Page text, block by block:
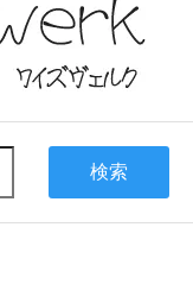
検索